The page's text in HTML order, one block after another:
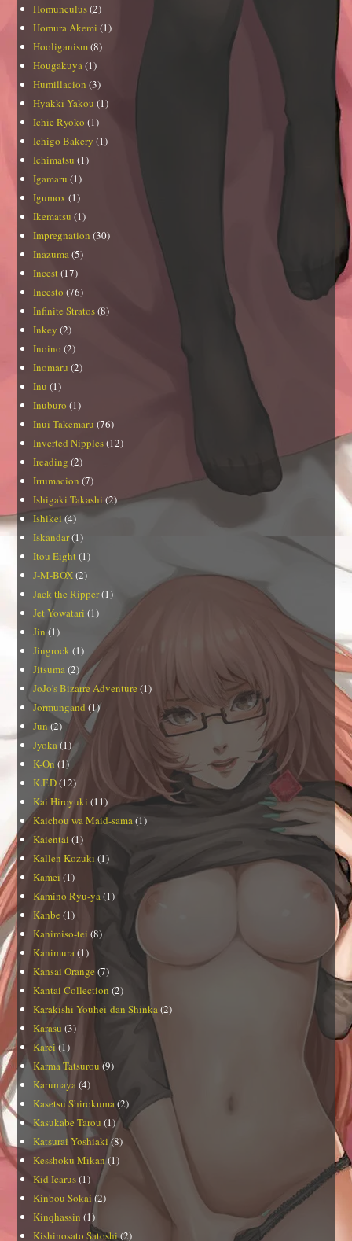
Homunculus(2)
Homura Akemi (1)
Hooliganism(8)
Hougakuya(1)
Humillacion (3)
Hyakki Yakou (1)
Ichie Ryoko (1)
Ichigo Bakery (1)
Ichimatsu (1)
Igamaru (1)
Igumox (1)
Ikematsu (1)
Impregnation (30)
Inazuma(5)
Incest(17)
Incesto (76)
Infinite Stratos(8)
Inkey (2)
Inoino (2)
Inomaru (2)
Inu (1)
Inuburo (1)
Inui Takemaru (76)
Inverted Nipples(12)
Ireading (2)
Irrumacion (7)
Ishigaki Takashi (2)
Ishikei(4)
Iskandar(1)
Itou Eight (1)
J-M-BOX(2)
Jack the Ripper(1)
Jet Yowatari (1)
Jin (1)
Jingrock (1)
Jitsuma(2)
JoJo's Bizarre Adventure (1)
Jormungand (1)
Jun (2)
Jyoka(1)
K-On(1)
K.F.D(12)
Kai Hiroyuki (11)
Kaichou wa Maid-sama(1)
Kaientai (1)
Kallen Kozuki (1)
Kamei (1)
Kamino Ryu-ya(1)
Kanbe (1)
Kanimiso-tei (8)
Kanimura(1)
Kansai Orange (7)
Kantai Collection (2)
Karakishi Youhei-dan Shinka(2)
Karasu (3)
Karei(1)
Karma Tatsurou (9)
Karumaya(4)
Kasetsu Shirokuma(2)
Kasukabe Tarou (1)
Katsurai Yoshiaki(8)
Kesshoku Mikan(1)
Kid Icarus(1)
Kinbou Sokai (2)
Kinqhassin (1)
Kishinosato Satoshi(2)